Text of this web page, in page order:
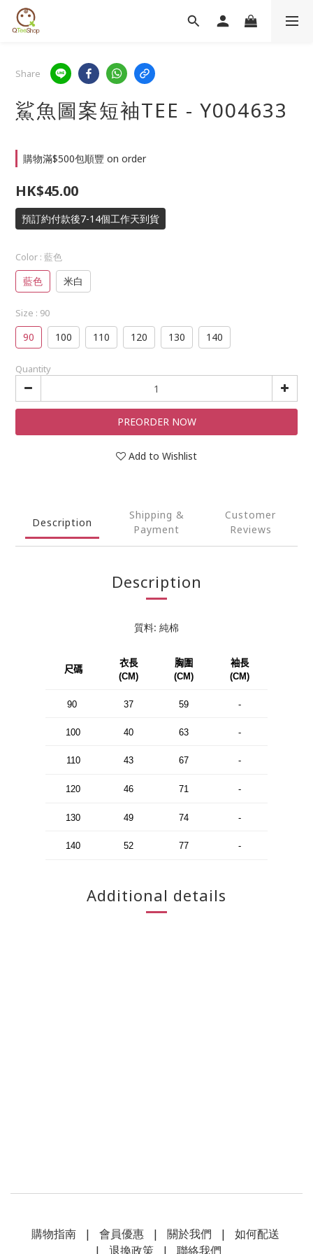
Share
鯊魚圖案短袖TEE - Y004633
購物滿$500包順豐 on order
HK$45.00
預訂約付款後7-14個工作天到貨
Color : 藍色
藍色 米白
Size : 90
90 100 110 120 130 140
Quantity
PREORDER NOW
Add to Wishlist
Description
Shipping &
Payment
Customer
Reviews
Description
質料: 純棉
尺碼
衣長
(CM)
胸圍
(CM)
袖長
(CM)
90 37 59 -
100 40 63 -
110 43 67 -
120 46 71 -
130 49 74 -
140 52 77 -
Additional details
購物指南| 會員優惠| 關於我們 | 如何配送
| 退換政策 | 聯絡我們